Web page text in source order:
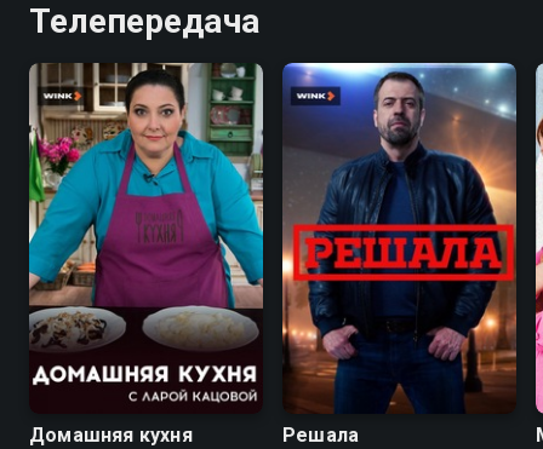
Телепередача
Домашняя кухня
7.5
Решала